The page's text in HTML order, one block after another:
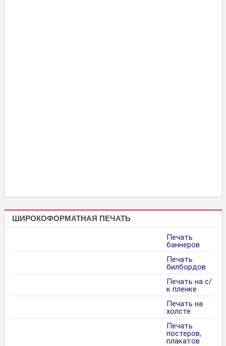
ШИРОКОФОРМАТНАЯ ПЕЧАТЬ
Печать
баннеров
Печать
билбордов
Печать на с/
к пленке
Печать на
холсте
Печать
постеров,
плакатов